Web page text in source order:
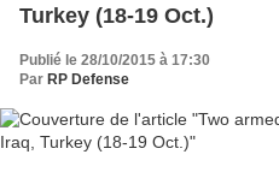
Turkey (18-19 Oct.)
Publié le 28/10/2015 à 17:30
Par RP Defense